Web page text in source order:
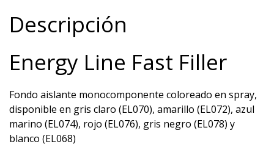
Descripción
Energy Line Fast Filler
Fondo aislante monocomponente coloreado en spray,
disponible en gris claro (EL070), amarillo (EL072), azul
marino (EL074), rojo (EL076), gris negro (EL078) y
blanco (EL068)